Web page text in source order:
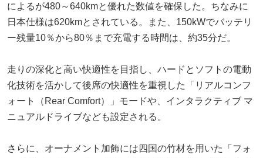
によるが480～640kmと優れた数値を確保した。ちなみに
日本仕様は620kmとされている。また、150kWでバッテリ
ー残量10％から80％まで充電する時間は、約35分だ。
走りの深化と高い快適性を目指し、ハードとソフトの電動
化技術を活かして後席の快適性を重視した「リアルコンフ
ォート（Rear Comfort）」モードや、インタラクティブ マ
ニュアルドライブなども設定される。
さらに、オーナメント加飾には四国の竹材を用いた「フォ